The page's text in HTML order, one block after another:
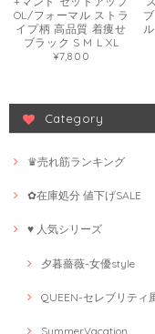
OL/フォーマル ストラ
イプ柄 高品質 着痩せ
ブラック S M L XL
¥7,800
Category
♛売れ筋ランキング
✿在庫処分 値下げSALE
♥ 人気シリーズ
夕暮薔薇-女優style
QUEEN-セレブリティ
SummerVacation